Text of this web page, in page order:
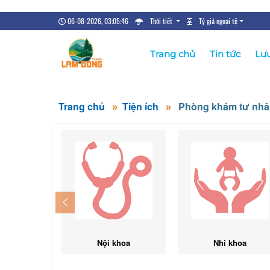
06-08-2026, 03:05:47 Thời tiết Tỷ giá ngoại tệ
Trang chủ Tin tức
Trang chủ Tiện ích Phòng khám tư
Nội khoa Nhi khoa